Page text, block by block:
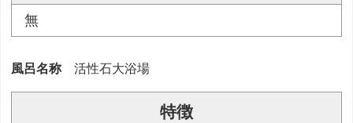
無
風呂名称 活性石大浴場
特徴